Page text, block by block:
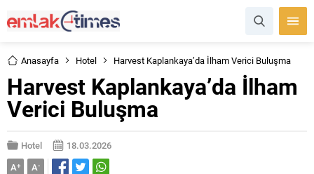
Anasayfa Hotel Harvest Kaplankaya’da İlham Verici Buluşma
Harvest Kaplankaya’da İlham
Verici Buluşma
Hotel
18.03.2026
A+ A-